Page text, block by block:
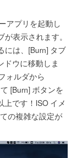
アプリを起動し
表示されます。
には、[Burn] タブ
ドウに移動しま
ォルダから
[Burn] ボタンを
です！ISO イメ
の複雑な設定が